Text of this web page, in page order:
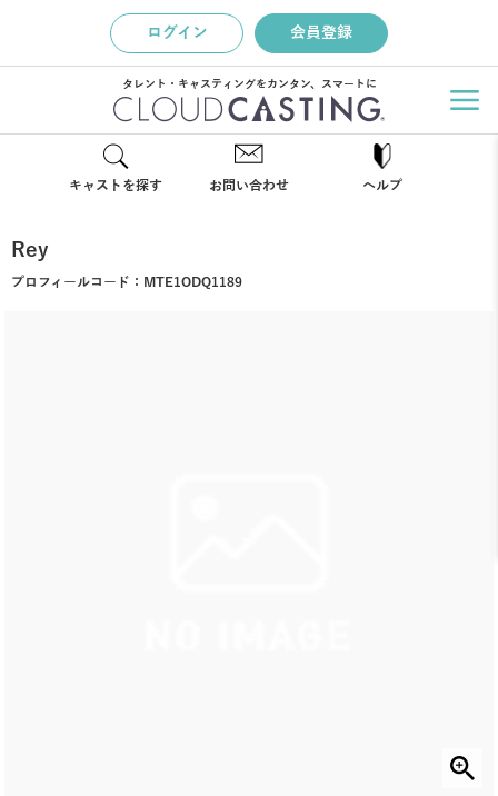
ログイン 会員登録
タレント・キャスティングをカンタン、スマートに
キャストを探す お問い合わせ ヘルプ
Rey
プロフィールコード： MTE1ODQ1189